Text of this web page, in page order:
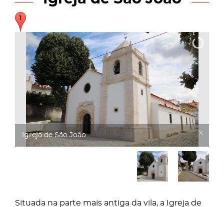
Igreja de São João
Situada na parte mais antiga da vila, a Igreja de